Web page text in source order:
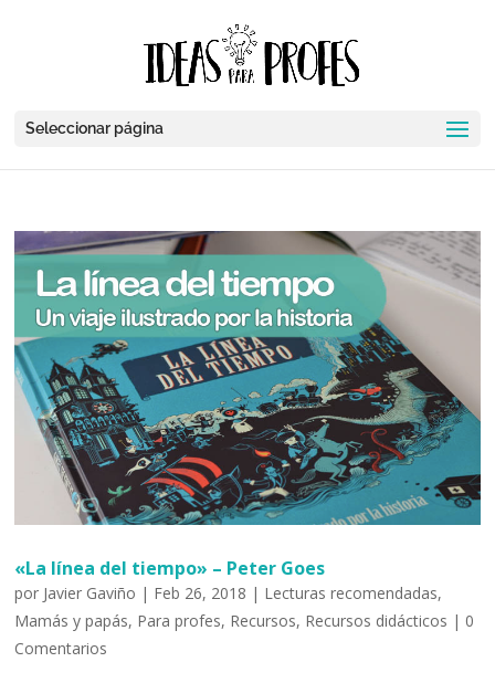
Seleccionar página
«La línea del tiempo» – Peter Goes
por Javier Gaviño | Feb 26, 2018 | Lecturas recomendadas,
Mamás y papás, Para profes, Recursos, Recursos didácticos | 0
Comentarios